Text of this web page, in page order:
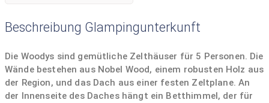
Beschreibung Glampingunterkunft
Die Woodys sind gemütliche Zelthäuser für 5 Personen. Die
Wände bestehen aus Nobel Wood, einem robusten Holz aus
der Region, und das Dach aus einer festen Zeltplane. An
der Innenseite des Daches hängt ein Betthimmel, der für